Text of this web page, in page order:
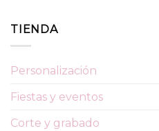
TIENDA
Personalización
Fiestas y eventos
Corte y grabado